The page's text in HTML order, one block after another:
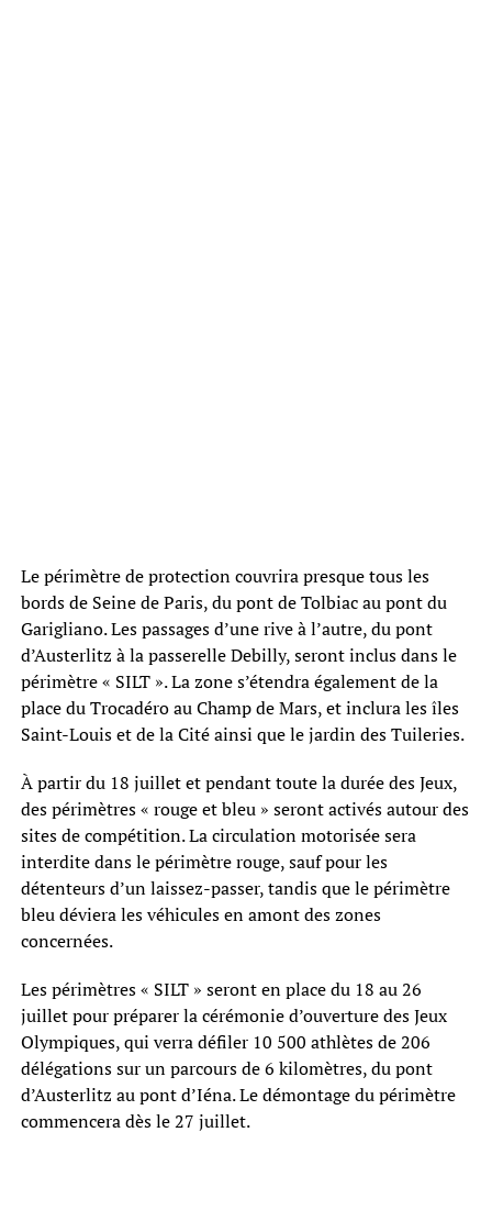
Le périmètre de protection couvrira presque tous les
bords de Seine de Paris, du pont de Tolbiac au pont du
Garigliano. Les passages d’une rive à l’autre, du pont
d’Austerlitz à la passerelle Debilly, seront inclus dans le
périmètre « SILT ». La zone s’étendra également de la
place du Trocadéro au Champ de Mars, et inclura les îles
Saint-Louis et de la Cité ainsi que le jardin des Tuileries.
À partir du 18 juillet et pendant toute la durée des Jeux,
des périmètres « rouge et bleu » seront activés autour des
sites de compétition. La circulation motorisée sera
interdite dans le périmètre rouge, sauf pour les
détenteurs d’un laissez-passer, tandis que le périmètre
bleu déviera les véhicules en amont des zones
concernées.
Les périmètres « SILT » seront en place du 18 au 26
juillet pour préparer la cérémonie d’ouverture des Jeux
Olympiques, qui verra défiler 10 500 athlètes de 206
délégations sur un parcours de 6 kilomètres, du pont
d’Austerlitz au pont d’Iéna. Le démontage du périmètre
commencera dès le 27 juillet.